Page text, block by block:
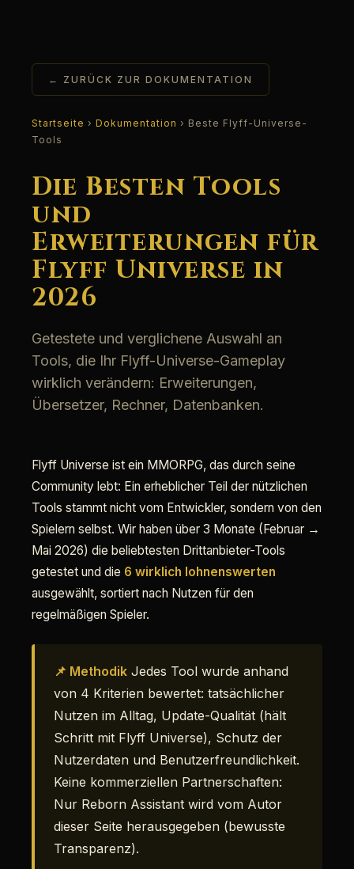
← ZURÜCK ZUR DOKUMENTATION
Startseite › Dokumentation › Beste Flyff-Universe-
Tools
Die Besten Tools
und
Erweiterungen für
Flyff Universe in
2026
Getestete und verglichene Auswahl an
Tools, die Ihr Flyff-Universe-Gameplay
wirklich verändern: Erweiterungen,
Übersetzer, Rechner, Datenbanken.
Flyff Universe ist ein MMORPG, das durch seine
Community lebt: Ein erheblicher Teil der nützlichen
Tools stammt nicht vom Entwickler, sondern von den
Spielern selbst. Wir haben über 3 Monate (Februar →
Mai 2026) die beliebtesten Drittanbieter-Tools
getestet und die 6 wirklich lohnenswerten
ausgewählt, sortiert nach Nutzen für den
regelmäßigen Spieler.
📌 Methodik Jedes Tool wurde anhand
von 4 Kriterien bewertet: tatsächlicher
Nutzen im Alltag, Update-Qualität (hält
Schritt mit Flyff Universe), Schutz der
Nutzerdaten und Benutzerfreundlichkeit.
Keine kommerziellen Partnerschaften:
Nur Reborn Assistant wird vom Autor
dieser Seite herausgegeben (bewusste
Transparenz).